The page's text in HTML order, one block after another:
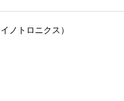
ノトロニクス）